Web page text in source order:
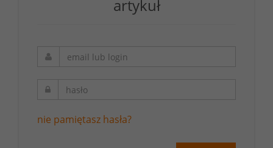
artykuł
nie pamiętasz hasła?